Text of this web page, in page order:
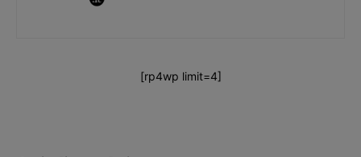
[rp4wp limit=4]